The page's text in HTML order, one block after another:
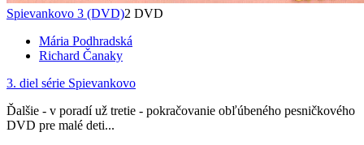
Spievankovo 3 (DVD)2 DVD
Mária Podhradská
Richard Čanaky
3. diel série Spievankovo
Ďalšie - v poradí už tretie - pokračovanie obľúbeného pesničkového
DVD pre malé deti...